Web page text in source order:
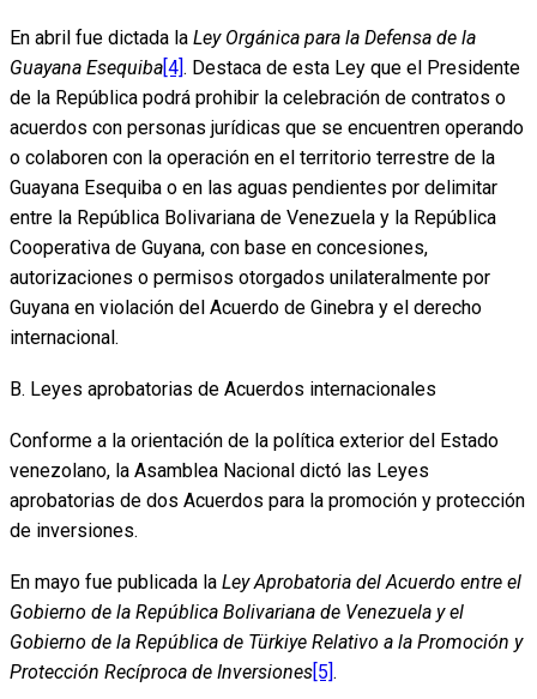
En abril fue dictada la Ley Orgánica para la Defensa de la
Guayana Esequiba [4] . Destaca de esta Ley que el Presidente
de la República podrá prohibir la celebración de contratos o
acuerdos con personas jurídicas que se encuentren operando
o colaboren con la operación en el territorio terrestre de la
Guayana Esequiba o en las aguas pendientes por delimitar
entre la República Bolivariana de Venezuela y la República
Cooperativa de Guyana, con base en concesiones,
autorizaciones o permisos otorgados unilateralmente por
Guyana en violación del Acuerdo de Ginebra y el derecho
internacional.
B. Leyes aprobatorias de Acuerdos internacionales
Conforme a la orientación de la política exterior del Estado
venezolano, la Asamblea Nacional dictó las Leyes
aprobatorias de dos Acuerdos para la promoción y protección
de inversiones.
En mayo fue publicada la Ley Aprobatoria del Acuerdo entre el
Gobierno de la República Bolivariana de Venezuela y el
Gobierno de la República de Türkiye Relativo a la Promoción y
Protección Recíproca de Inversiones [5] .